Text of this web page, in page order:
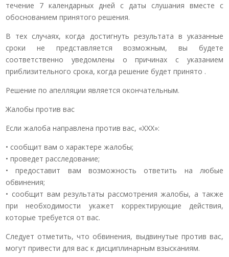
течение 7 календарных дней с даты слушания вместе с
обоснованием принятого решения.
В тех случаях, когда достигнуть результата в указанные
сроки не представляется возможным, вы будете
соответственно уведомлены о причинах с указанием
приблизительного срока, когда решение будет принято .
Решение по апелляции является окончательным.
Жалобы против вас
Если жалоба направлена против вас, «ХХХ»:
• сообщит вам о характере жалобы;
• проведет расследование;
• предоставит вам возможность ответить на любые
обвинения;
• сообщит вам результаты рассмотрения жалобы, а также
при необходимости укажет корректирующие действия,
которые требуется от вас.
Следует отметить, что обвинения, выдвинутые против вас,
могут привести для вас к дисциплинарным взысканиям.